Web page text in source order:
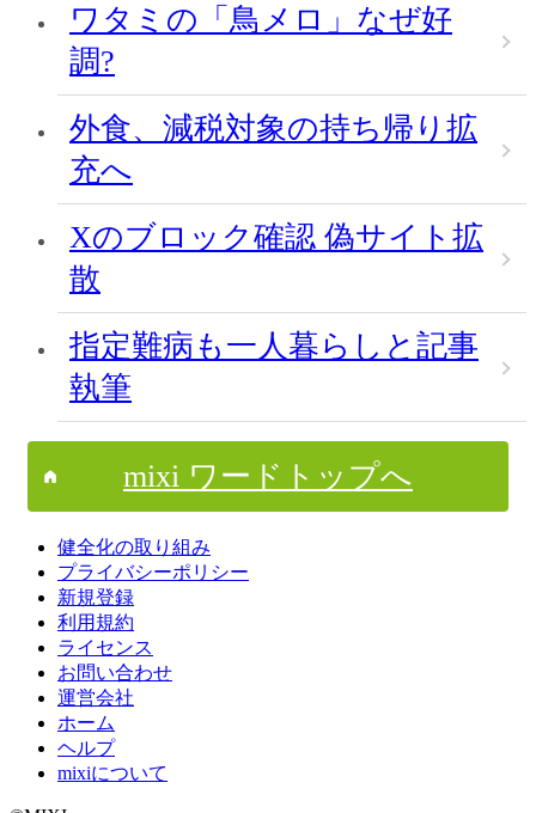
ワタミの「鳥メロ」なぜ好
調?
外食、減税対象の持ち帰り拡
充へ
Xのブロック確認 偽サイト拡
散
指定難病も一人暮らしと記事
執筆
mixi ワードトップへ
健全化の取り組み
プライバシーポリシー
新規登録
利用規約
ライセンス
お問い合わせ
運営会社
ホーム
ヘルプ
mixiについて